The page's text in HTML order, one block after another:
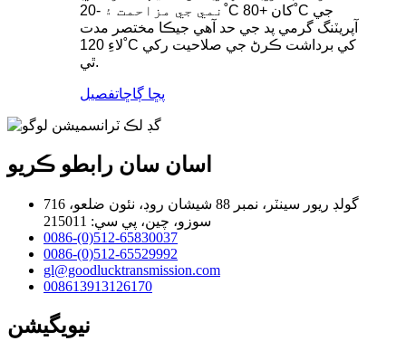
نمي جي مزاحمت ۽ -20˚C کان +80˚C جي
آپريٽنگ گرمي پد جي حد آهي جيڪا مختصر مدت
لاءِ 120˚C کي برداشت ڪرڻ جي صلاحيت رکي
ٿي.
پڇا ڳاڇاتفصيل
اسان سان رابطو ڪريو
716 گولڊ ريور سينٽر، نمبر 88 شيشان روڊ، نئون ضلعو،
سوزو، چين، پي سي: 215011
0086-(0)512-65830037
0086-(0)512-65529992
gl@goodlucktransmission.com
008613913126170
نيويگيشن